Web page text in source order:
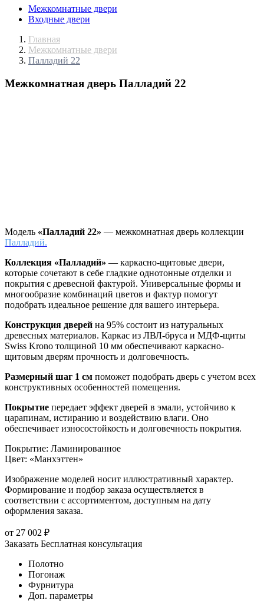
Межкомнатные двери
Входные двери
Главная
Межкомнатные двери
Палладий 22
Межкомнатная дверь Палладий 22
Модель «Палладий 22» — межкомнатная дверь коллекции
Палладий.
Коллекция «Палладий» — каркасно-щитовые двери,
которые сочетают в себе гладкие однотонные отделки и
покрытия с древесной фактурой. Универсальные формы и
многообразие комбинаций цветов и фактур помогут
подобрать идеальное решение для вашего интерьера.
Конструкция дверей на 95% состоит из натуральных
древесных материалов. Каркас из ЛВЛ-бруса и МДФ-щиты
Swiss Krono толщиной 10 мм обеспечивают каркасно-
щитовым дверям прочность и долговечность.
Размерный шаг 1 см поможет подобрать дверь с учетом всех
конструктивных особенностей помещения.
Покрытие передает эффект дверей в эмали, устойчиво к
царапинам, истиранию и воздействию влаги. Оно
обеспечивает износостойкость и долговечность покрытия.
Покрытие: Ламинированное
Цвет: «Манхэттен»
Изображение моделей носит иллюстративный характер.
Формирование и подбор заказа осуществляется в
соответствии с ассортиментом, доступным на дату
оформления заказа.
от 27 002 ₽
Заказать Бесплатная консультация
Полотно
Погонаж
Фурнитура
Доп. параметры